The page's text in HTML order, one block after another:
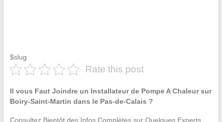
$slug
Rate this post
Il vous Faut Joindre un Installateur de Pompe A Chaleur sur
Boiry-Saint-Martin dans le Pas-de-Calais ?
Consultez Bientôt des Infos Complètes sur Quelques Experts